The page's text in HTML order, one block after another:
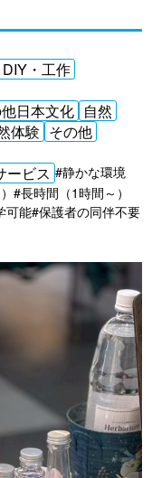
・工作
日本文化 自然
体験 その他
ービス #静かな環境
#長時間（1時間～）
可能#保護者の同伴不要